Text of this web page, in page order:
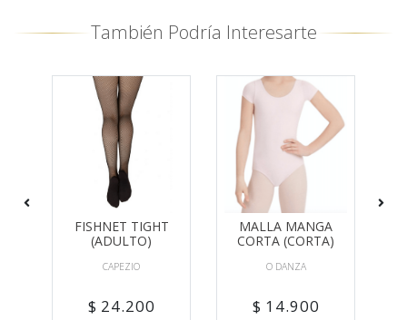
También Podría Interesarte
FISHNET TIGHT
(ADULTO)
CAPEZIO
$ 24.200
MALLA MANGA
CORTA (CORTA)
O DANZA
$ 14.900